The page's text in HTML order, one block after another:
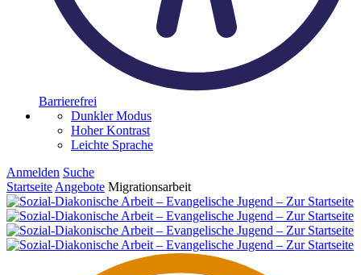
Barrierefrei
Dunkler Modus
Hoher Kontrast
Leichte Sprache
Anmelden Suche
Startseite Angebote Migra­ti­ons­arbeit